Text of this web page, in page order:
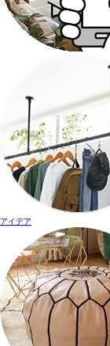
アイデア